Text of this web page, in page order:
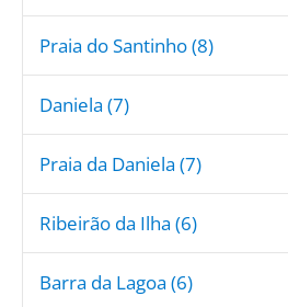
Praia do Santinho (8)
Daniela (7)
Praia da Daniela (7)
Ribeirão da Ilha (6)
Barra da Lagoa (6)